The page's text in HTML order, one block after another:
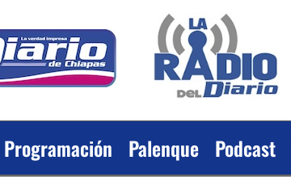
Programación Palenque Podcast